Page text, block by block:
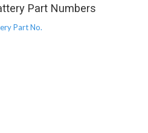
Part Numbers
Part No.